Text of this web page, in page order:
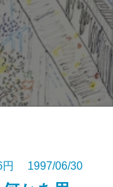
円 1997/06/30